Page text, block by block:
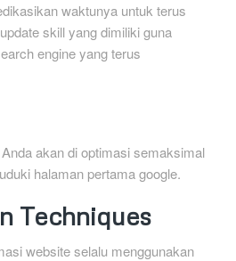
waktunya untuk terus
skill yang dimiliki guna
engine yang terus
akan di optimasi semaksimal
halaman pertama google.
Techniques
website selalu menggunakan